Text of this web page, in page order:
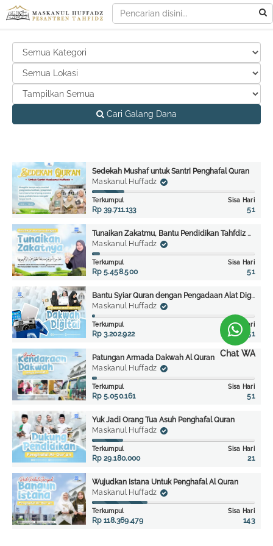
Cari Galang Dana
Sedekah Mushaf untuk Santri Penghafal Quran
Maskanul Huffadz
Terkumpul
Rp 39.711.133
Sisa Hari
51
Tunaikan Zakatmu, Bantu Pendidikan Tahfdiz Maskanul Huffadz
Maskanul Huffadz
Terkumpul
Rp 5.458.500
Sisa Hari
51
Bantu Syiar Quran dengan Pengadaan Alat Digital
Maskanul Huffadz
Terkumpul
Rp 3.202.922
Sisa Hari
51
Patungan Armada Dakwah Al Quran
Maskanul Huffadz
Terkumpul
Rp 5.050.161
Sisa Hari
51
Yuk Jadi Orang Tua Asuh Penghafal Quran
Maskanul Huffadz
Terkumpul
Rp 29.180.000
Sisa Hari
21
Wujudkan Istana Untuk Penghafal Al Quran
Maskanul Huffadz
Terkumpul
Rp 118.369.479
Sisa Hari
143
Chat WA